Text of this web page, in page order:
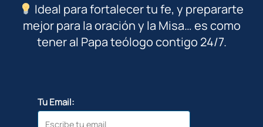
Ideal para fortalecer tu fe, y prepararte
mejor para la oración y la Misa… es como
tener al Papa teólogo contigo 24/7.
Tu Email: